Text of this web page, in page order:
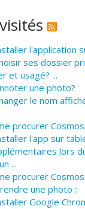
l'application
ses dossier
et usagé? ...
une photo?
le nom
procurer
l'app sur
lors
...
procurer
une photo :
Google